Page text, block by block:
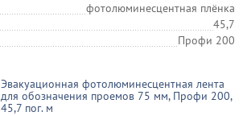
фотолюминесцентная плёнка
45,7
Профи 200
Эвакуационная фотолюминесцентная лента
для обозначения проемов 75 мм, Профи 200,
45,7 пог. м